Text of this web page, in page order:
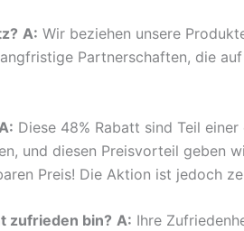
A: Wir beziehen unsere
Partnerschaften, die
A: Diese 48% Rabatt sind Teil
und diesen Preisvorteil geben
Preis! Die Aktion ist jedoch
zufrieden bin? A: Ihre